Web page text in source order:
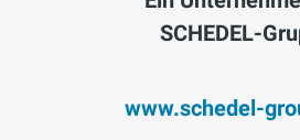
SCHEDEL-
www.schedel-